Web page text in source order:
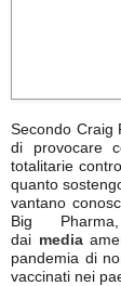
Secondo Craig
di provocare
totalitarie
quanto
vantano
Big
dai media
pandemia di
vaccinati nei